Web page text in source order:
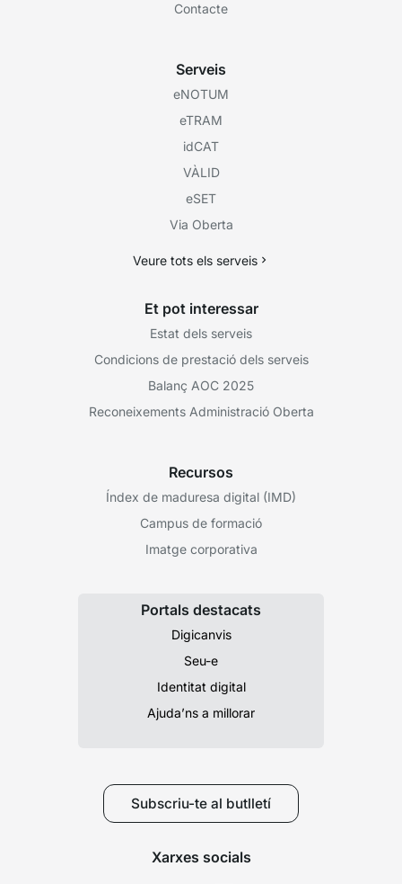
Contacte
Serveis
eNOTUM
eTRAM
idCAT
VÀLID
eSET
Via Oberta
Veure tots els serveis
Et pot interessar
Estat dels serveis
Condicions de prestació dels serveis
Balanç AOC 2025
Reconeixements Administració Oberta
Recursos
Índex de maduresa digital (IMD)
Campus de formació
Imatge corporativa
Portals destacats
Digicanvis
Seu-e
Identitat digital
Ajuda’ns a millorar
Subscriu-te al butlletí
Xarxes socials